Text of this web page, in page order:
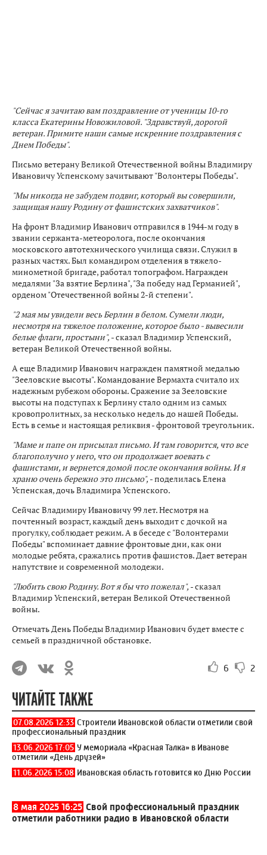
"Сейчас я зачитаю вам поздравление от ученицы 10-го
класса Екатерины Новожиловой. "Здравствуй, дорогой
ветеран. Примите наши самые искренние поздравления с
Днем Победы".
Письмо ветерану Великой Отечественной войны Владимиру
Ивановичу Успенскому зачитывают "Волонтеры Победы".
"Мы никогда не забудем подвиг, который вы совершили,
защищая нашу Родину от фашистских захватчиков".
На фронт Владимир Иванович отправился в 1944-м году в
звании сержанта-метеоролога, после окончания
московского автотехнического училища связи. Служил в
разных частях. Был командиром отделения в тяжело-
минометной бригаде, работал топографом. Награжден
медалями "За взятие Берлина", "За победу над Германией",
орденом "Отечественной войны 2-й степени".
"2 мая мы увидели весь Берлин в белом. Сумели люди,
несмотря на тяжелое положение, которое было - вывесили
белые флаги, простыни", - сказал Владимир Успенский,
ветеран Великой Отечественной войны.
А еще Владимир Иванович награжден памятной медалью
"Зееловские высоты". Командование Вермахта считало их
надежным рубежом обороны. Сражение за Зееловские
высоты на подступах к Берлину стало одним из самых
кровопролитных, за несколько недель до нашей Победы.
Есть в семье и настоящая реликвия - фронтовой треугольник.
"Маме и папе он присылал письмо. И там говорится, что все
благополучно у него, что он продолжает воевать с
фашистами, и вернется домой после окончания войны. И я
храню очень бережно это письмо", - поделилась Елена
Успенская, дочь Владимира Успенского.
Сейчас Владимиру Ивановичу 99 лет. Несмотря на
почтенный возраст, каждый день выходит с дочкой на
прогулку, соблюдает режим. А в беседе с "Волонтерами
Победы" вспоминает давние фронтовые дни, как они
молодые ребята, сражались против фашистов. Дает ветеран
напутствие и современной молодежи.
"Любить свою Родину. Вот я бы что пожелал", - сказал
Владимир Успенский, ветеран Великой Отечественной
войны.
Отмечать День Победы Владимир Иванович будет вместе с
семьей в праздничной обстановке.
6 2
ЧИТАЙТЕ ТАКЖЕ
07.08.2026 12:33 Строители Ивановской области отметили свой
профессиональный праздник
13.06.2026 17:05 У мемориала «Красная Талка» в Иванове
отметили «День друзей»
11.06.2026 15:08 Ивановская область готовится ко Дню России
8 мая 2025 16:25 Свой профессиональный праздник
отметили работники радио в Ивановской области